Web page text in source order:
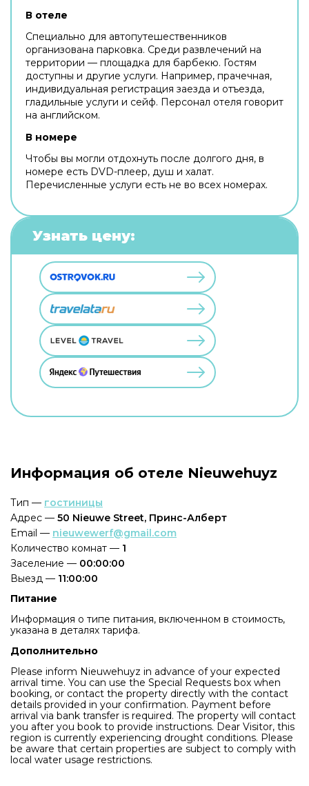
В отеле
Специально для автопутешественников
организована парковка. Среди развлечений на
территории — площадка для барбекю. Гостям
доступны и другие услуги. Например, прачечная,
индивидуальная регистрация заезда и отъезда,
гладильные услуги и сейф. Персонал отеля говорит
на английском.
В номере
Чтобы вы могли отдохнуть после долгого дня, в
номере есть DVD-плеер, душ и халат.
Перечисленные услуги есть не во всех номерах.
Узнать цену:
Информация об отеле Nieuwehuyz
Тип — гостиницы
Адрес — 50 Nieuwe Street, Принс-Алберт
Email — nieuwewerf@gmail.com
Количество комнат — 1
Заселение — 00:00:00
Выезд — 11:00:00
Питание
Информация о типе питания, включенном в стоимость,
указана в деталях тарифа.
Дополнительно
Please inform Nieuwehuyz in advance of your expected
arrival time. You can use the Special Requests box when
booking, or contact the property directly with the contact
details provided in your confirmation. Payment before
arrival via bank transfer is required. The property will contact
you after you book to provide instructions. Dear Visitor, this
region is currently experiencing drought conditions. Please
be aware that certain properties are subject to comply with
local water usage restrictions.